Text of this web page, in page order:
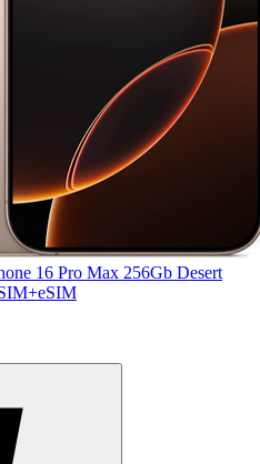
16 Pro Max 256Gb Desert